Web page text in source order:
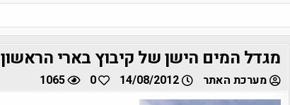
מגדל המים הישן של קיבוץ בארי הראשון
מערכת האתר 14/08/2012
0
1065